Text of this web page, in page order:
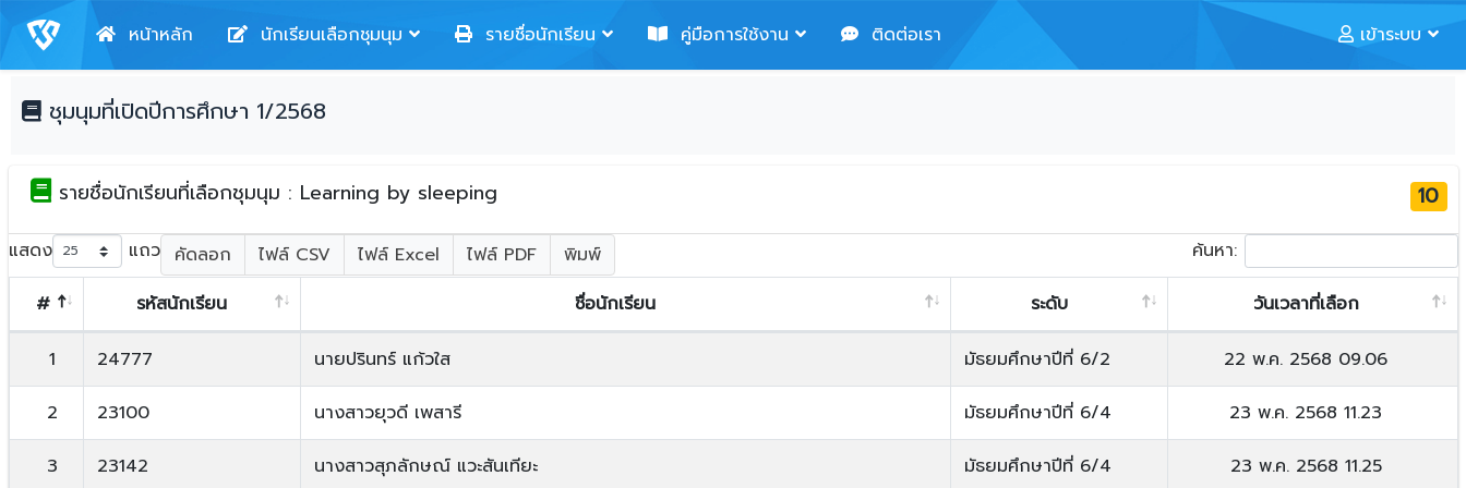
หน้าหลัก นักเรียนเลือกชุมนุม รายชื่อนักเรียน คู่มือการใช้งาน ติดต่อเรา เข้าระบบ
ชุมนุมที่เปิดปีการศึกษา 1/2568
รายชื่อนักเรียนที่เลือกชุมนุม : Learning by sleeping 10
แสดง แถว คัดลอก ไฟล์ CSV ไฟล์ Excel ไฟล์ PDF พิมพ์ ค้นหา:
# รหัสนักเรียน ชื่อนักเรียน ระดับ วันเวลาที่เลือก
1 24777 นายปรินทร์ แก้วใส มัธยมศึกษาปีที่ 6/2 22 พ.ค. 2568 09.06
2 23100 นางสาวยุวดี เพสารี มัธยมศึกษาปีที่ 6/4 23 พ.ค. 2568 11.23
3 23142 นางสาวสุภลักษณ์ แวะสันเทียะ มัธยมศึกษาปีที่ 6/4 23 พ.ค. 2568 11.25